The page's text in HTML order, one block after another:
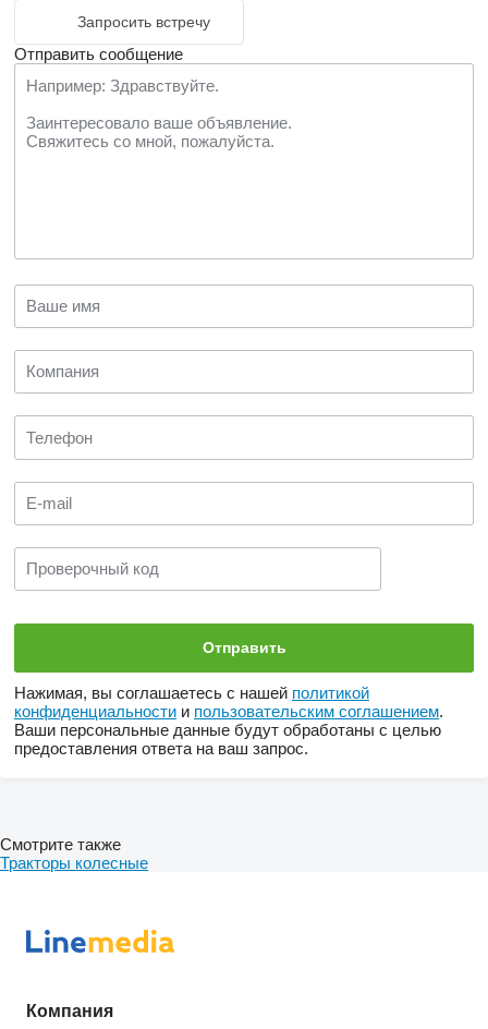
Запросить встречу
Отправить сообщение
Нажимая, вы соглашаетесь с нашей политикой
конфиденциальности и пользовательским соглашением.
Ваши персональные данные будут обработаны с целью
предоставления ответа на ваш запрос.
Смотрите также
Тракторы колесные
Компания